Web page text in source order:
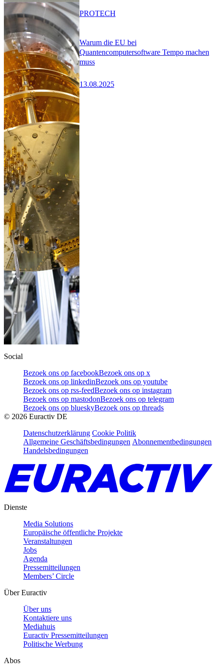
Warum die EU bei
Quantencomputersoftware Tempo machen
muss
13.08.2025
PROTECH
Social
Bezoek ons op facebookBezoek ons op x
Bezoek ons op linkedinBezoek ons op youtube
Bezoek ons op rss-feedBezoek ons op instagram
Bezoek ons op mastodonBezoek ons op telegram
Bezoek ons op blueskyBezoek ons op threads
© 2026 Euractiv DE
Datenschutzerklärung Cookie Politik
Allgemeine Geschäftsbedingungen Abonnementbedingungen
Handelsbedingungen
Dienste
Media Solutions
Europäische öffentliche Projekte
Veranstaltungen
Jobs
Agenda
Pressemitteilungen
Members’ Circle
Über Euractiv
Über uns
Kontaktiere uns
Mediahuis
Euractiv Pressemitteilungen
Politische Werbung
Abos